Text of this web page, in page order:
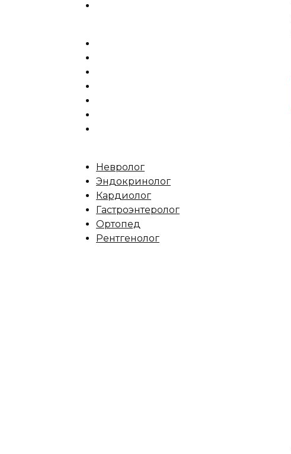
Невролог
Эндокринолог
Кардиолог
Гастроэнтеролог
Ортопед
Рентгенолог